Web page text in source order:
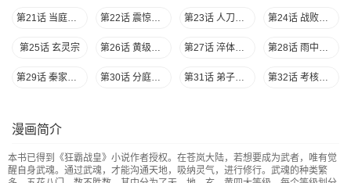
第21话 当庭对峙 第22话 震惊家族 第23话 人刀合一 第24话 战败天才
第25话 玄灵宗 第26话 黄级八品 第27话 淬体五重 第28话 雨中起刀意
第29话 秦家名单 第30话 分庭抗礼 第31话 弟子招收 第32话 考核开始
第37话 杀无赦
第41话 展现武魂 第42话 黄光汹涌 第43话 扭转大局 第44话 萧轻雪的疑惑
漫画简介
本书已得到《狂霸战皇》小说作者授权。在苍岚大陆，若想要成为武者，唯有觉
醒自身武魂。通过武魂，才能沟通天地，吸纳灵气，进行修行。武魂的种类繁